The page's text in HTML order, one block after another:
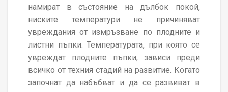
намират в състояние на дълбок покой,
ниските температури не причиняват
увреждания от измръзване по плодните и
листни пъпки. Температурата, при която се
увреждат плодните пъпки, зависи преди
всичко от техния стадий на развитие. Когато
започнат да набъбват и да се развиват в